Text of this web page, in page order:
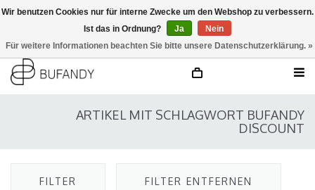
ARTIKEL MIT SCHLAGWORT BUFANDY
DISCOUNT
FILTER FILTER ENTFERNEN
Wir benutzen Cookies nur für interne Zwecke um den Webshop zu verbessern.
Ist das in Ordnung?
Ja
Nein
Für weitere Informationen beachten Sie bitte unsere Datenschutzerklärung. »